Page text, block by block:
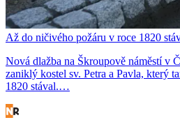
Až do ničivého požáru v roce 1820
Nová dlažba na Škroupově náměstí v
zaniklý kostel sv. Petra a Pavla, který
1820 stával.…